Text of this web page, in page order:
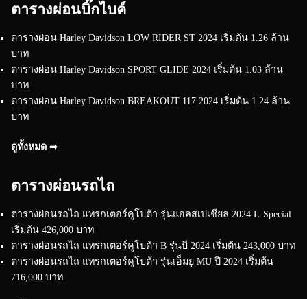
ตารางผ่อนบิ๊กไบค์
ตารางผ่อน Harley Davidson LOW RIDER ST 2024 เริ่มต้น 1.26 ล้าน
บาท
ตารางผ่อน Harley Davidson SPORT GLIDE 2024 เริ่มต้น 1.03 ล้าน
บาท
ตารางผ่อน Harley Davidson BREAKOUT 117 2024 เริ่มต้น 1.24 ล้าน
บาท
ดูทั้งหมด ➟
ตารางผ่อนรถไถ
ตารางผ่อนรถไถ แทรกเตอร์คูโบต้า รุ่นแอลสเปเชียล 2024 L-Special
เริ่มต้น 426,000 บาท
ตารางผ่อนรถไถ แทรกเตอร์คูโบต้า B รุ่นบี 2024 เริ่มต้น 243,000 บาท
ตารางผ่อนรถไถ แทรกเตอร์คูโบต้า รุ่นเอ็มยู MU ปี 2024 เริ่มต้น
716,000 บาท